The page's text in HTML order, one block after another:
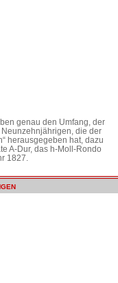
genau den Umfang, der
die der
herausgegeben hat, dazu
A-Dur, das h-Moll-Rondo
1827.